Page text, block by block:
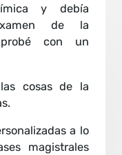
y debía
de la
con un
cosas de la
a lo
magistrales